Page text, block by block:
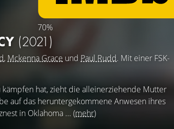
70%
(2021)
, Mckenna Grace und Paul Rudd. Mit einer FSK-
hat, zieht die alleinerziehende Mutter
auf das heruntergekommene Anwesen ihres
in Oklahoma ... (mehr)